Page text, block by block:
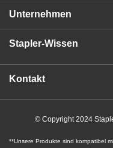
Unternehmen
Stapler-Wissen
Kontakt
© Copyright 2024
**Unsere Produkte sind kompatibel